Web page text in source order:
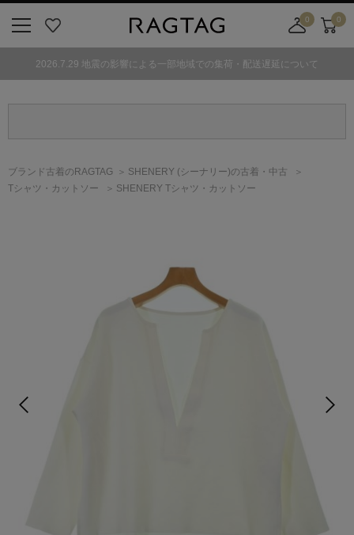
気
0
舗
カ
ト
0
2026.7.29 地震の影響による一部地域での集荷・配送遅延について
ブランド古着のRAGTAG SHENERY (シーナリー)の古着・中古
Tシャツ・カットソー
SHENERY Tシャツ・カットソー